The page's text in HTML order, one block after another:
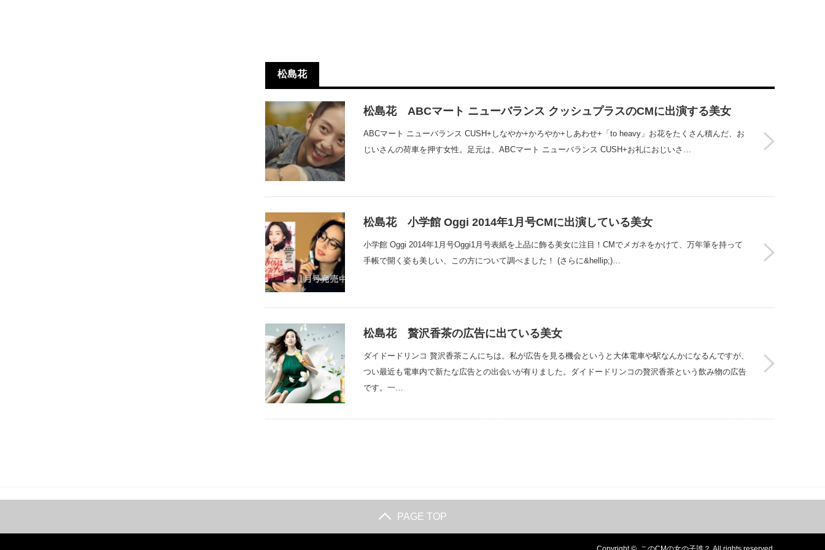
松島花
松島花 ABCマート ニューバランス クッシュプラスのCMに出演する美女
ABCマート ニューバランス CUSH+しなやか+かろやか+しあわせ+「to heavy」お花をたくさん積んだ、お
じいさんの荷車を押す女性。足元は、ABCマート ニューバランス CUSH+お礼におじいさ…
松島花 小学館 Oggi 2014年1月号CMに出演している美女
小学館 Oggi 2014年1月号Oggi1月号表紙を上品に飾る美女に注目！CMでメガネをかけて、万年筆を持って
手帳で開く姿も美しい、この方について調べました！ (さらに&hellip;)…
松島花 贅沢香茶の広告に出ている美女
ダイドードリンコ 贅沢香茶こんにちは。私が広告を見る機会というと大体電車や駅なんかになるんですが、
つい最近も電車内で新たな広告との出会いが有りました。ダイドードリンコの贅沢香茶という飲み物の広告
です。一…
PAGE TOP